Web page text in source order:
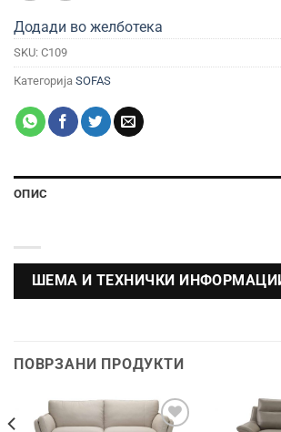
Додади во желботека
SKU: C109
Категорија SOFAS
ОПИС
ШЕМА И ТЕХНИЧКИ
ПОВРЗАНИ ПРОДУКТИ